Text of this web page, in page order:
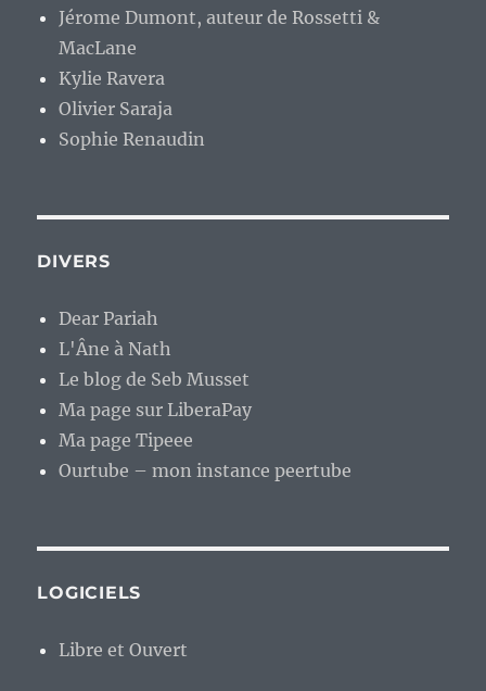
Jérome Dumont, auteur de Rossetti &
MacLane
Kylie Ravera
Olivier Saraja
Sophie Renaudin
DIVERS
Dear Pariah
L'Âne à Nath
Le blog de Seb Musset
Ma page sur LiberaPay
Ma page Tipeee
Ourtube – mon instance peertube
LOGICIELS
Libre et Ouvert